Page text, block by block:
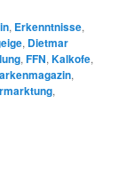
, Erkenntnisse,
, Dietmar
,FFN,Kalkofe,
,
,